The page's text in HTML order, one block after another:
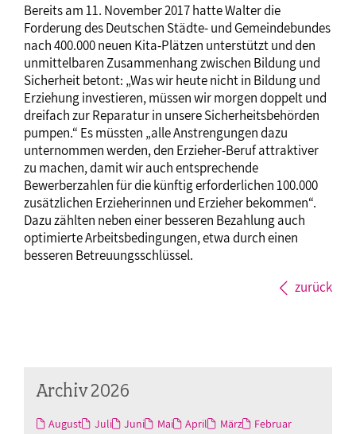
Bereits am 11. November 2017 hatte Walter die
Forderung des Deutschen Städte-­ und Gemeindebundes
nach 400.000 neuen Kita-Plätzen unterstützt und den
unmittelbaren Zusammenhang zwischen Bildung und
Sicherheit betont: „Was wir heute nicht in Bildung und
Erziehung investieren, müssen wir morgen doppelt und
dreifach zur Reparatur in unsere Sicherheitsbehörden
pumpen.“ Es müssten „alle Anstrengungen dazu
unternommen werden, den Erzieher-Beruf attraktiver
zu machen, damit wir auch entsprechende
Bewerberzahlen für die künftig erforderlichen 100.000
zusätzlichen Erzieherinnen und Erzieher bekommen“.
Dazu zählten neben einer besseren Bezahlung auch
optimierte Arbeitsbedingungen, etwa durch einen
besseren Betreuungsschlüssel.
zurück
Archiv 2026
August Juli Juni Mai April März
Februar